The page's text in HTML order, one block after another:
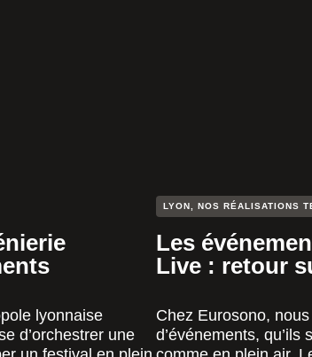
lyonnaise
d’orchestrer une
LYON NOS RÉALISATIONS
Les
Live : retour
Chez Eurosono,
d’événements,